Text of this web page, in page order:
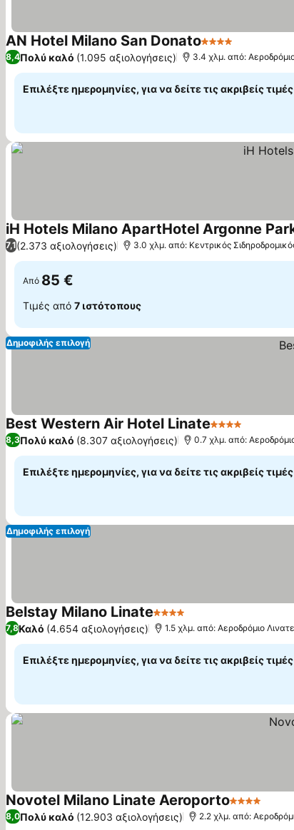
AN Hotel Milano San Donato4 Αστέρια
8,4Πολύ καλό (1.095 αξιολογήσεις) 3.4 χλμ. από:
Επιλέξτε ημερομηνίες, για να δείτε τις ακριβείς τιμές
iH Hotels Milano ApartHotel Argonne
7,1(2.373 αξιολογήσεις) 3.0 χλμ. από: Κεντρικός
Από 85 €
Τιμές από 7 ιστότοπους
Δημοφιλής επιλογή
Best Western Air Hotel Linate4 Αστέρια
8,3Πολύ καλό (8.307 αξιολογήσεις) 0.7 χλμ. από:
Επιλέξτε ημερομηνίες, για να δείτε τις ακριβείς τιμές
Δημοφιλής επιλογή
Belstay Milano Linate4 Αστέρια
7,8Καλό (4.654 αξιολογήσεις) 1.5 χλμ. από: Αεροδρόμιο
Επιλέξτε ημερομηνίες, για να δείτε τις ακριβείς τιμές
Novotel Milano Linate Aeroporto4 Αστέρια
8,0Πολύ καλό (12.903 αξιολογήσεις) 2.2 χλμ. από: